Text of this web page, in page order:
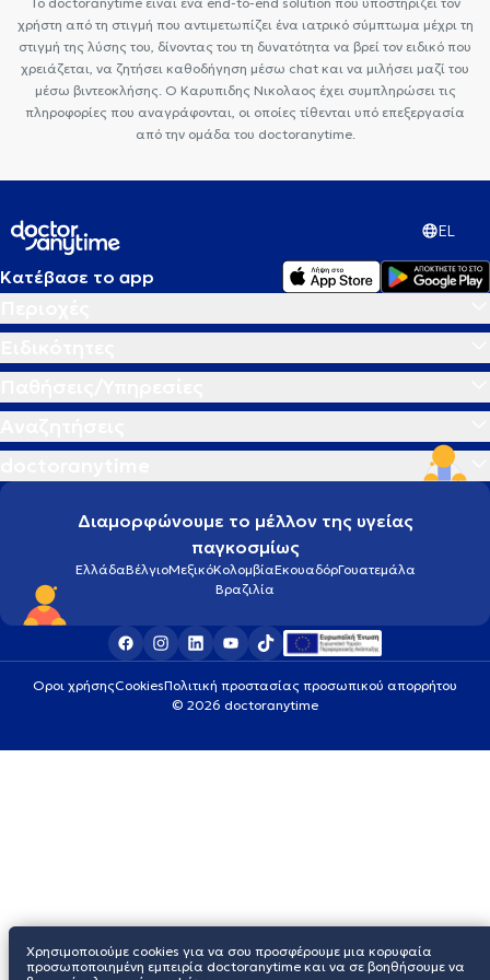
χρήστη από τη στιγμή που αντιμετωπίζει ένα ιατρικό σύμπτωμα μέχρι τη
στιγμή της λύσης του, δίνοντας του τη δυνατότητα να βρεί τον ειδικό που
χρειάζεται, να ζητήσει καθοδήγηση μέσω chat και να μιλήσει μαζί του
μέσω βιντεοκλήσης. Ο Καρυπιδης Νικολαος έχει συμπληρώσει τις
πληροφορίες που αναγράφονται, οι οποίες τίθενται υπό επεξεργασία
από την ομάδα του doctoranytime.
EL
Κατέβασε το app
Διαμορφώνουμε το μέλλον της υγείας
παγκοσμίως
ΕλλάδαΒέλγιοΜεξικόΚολομβίαΕκουαδόρΓουατεμάλα
Βραζιλία
Οροι χρήσηςCookiesΠολιτική προστασίας προσωπικού απορρήτου
© 2026 doctoranytime
Χρησιμοποιούμε cookies για να σου προσφέρουμε μια κορυφαία
προσωποποιημένη εμπειρία doctoranytime και να σε βοηθήσουμε να